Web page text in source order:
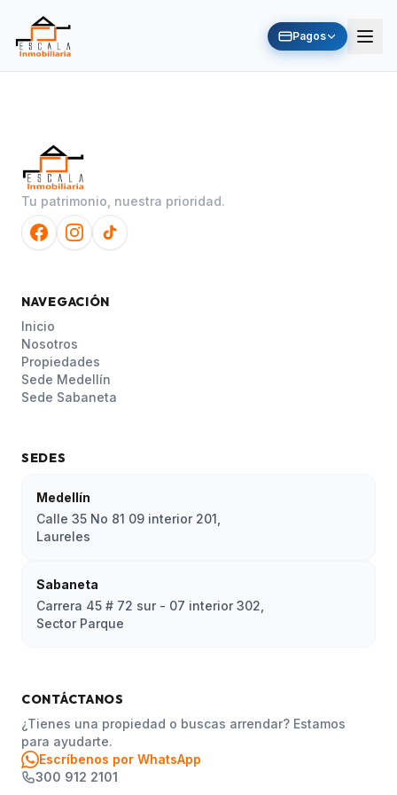
Pagos
Tu patrimonio, nuestra prioridad.
NAVEGACIÓN
Inicio
Nosotros
Propiedades
Sede Medellín
Sede Sabaneta
SEDES
Medellín
Calle 35 No 81 09 interior 201,
Laureles
Sabaneta
Carrera 45 # 72 sur - 07 interior 302,
Sector Parque
CONTÁCTANOS
¿Tienes una propiedad o buscas arrendar? Estamos
para ayudarte.
Escríbenos por WhatsApp
300 912 2101